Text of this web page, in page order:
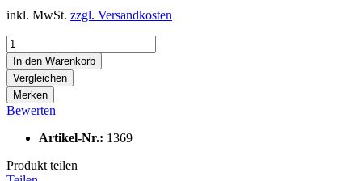
inkl. MwSt. zzgl. Versandkosten
In den Warenkorb
Vergleichen
Merken
Bewerten
Artikel-Nr.: 1369
Produkt teilen